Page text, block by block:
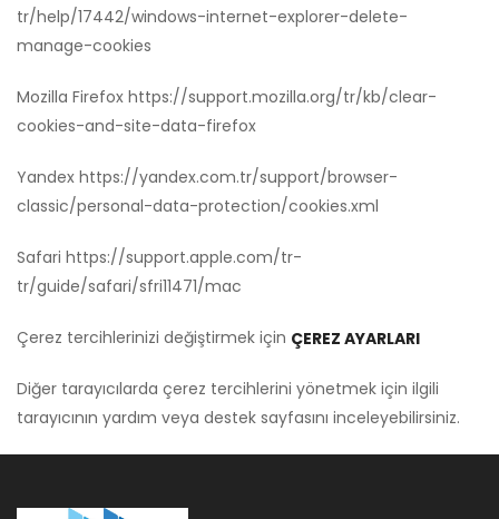
tr/help/17442/windows-internet-explorer-delete-
manage-cookies
Mozilla Firefox https://support.mozilla.org/tr/kb/clear-
cookies-and-site-data-firefox
Yandex https://yandex.com.tr/support/browser-
classic/personal-data-protection/cookies.xml
Safari https://support.apple.com/tr-
tr/guide/safari/sfri11471/mac
Çerez tercihlerinizi değiştirmek için ÇEREZ AYARLARI
Diğer tarayıcılarda çerez tercihlerini yönetmek için ilgili
tarayıcının yardım veya destek sayfasını inceleyebilirsiniz.